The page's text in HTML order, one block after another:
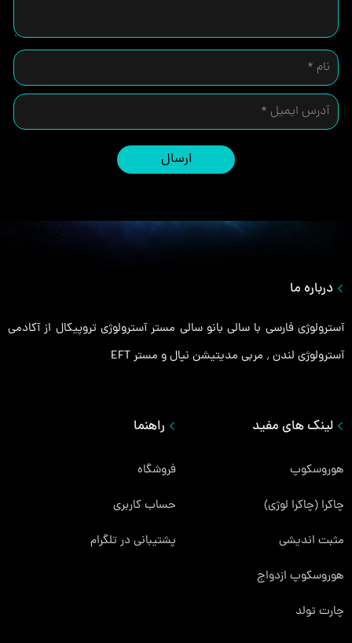
ارسال
لینک های مفید
هوروسکوپ
چاکرا (چاکرا لوژی)
مثبت اندیشی
هوروسکوپ ازدواج
چارت تولد
راهنما
فروشگاه
حساب کاربری
پشتیبانی در تلگرام
درباره ما
آسترولوژی فارسی با سالی بانو سالی مستر آسترولوژی تروپیکال از آکادمی
آسترولوژی لندن ٬ مربی مدیتیشن نپال و مستر EFT